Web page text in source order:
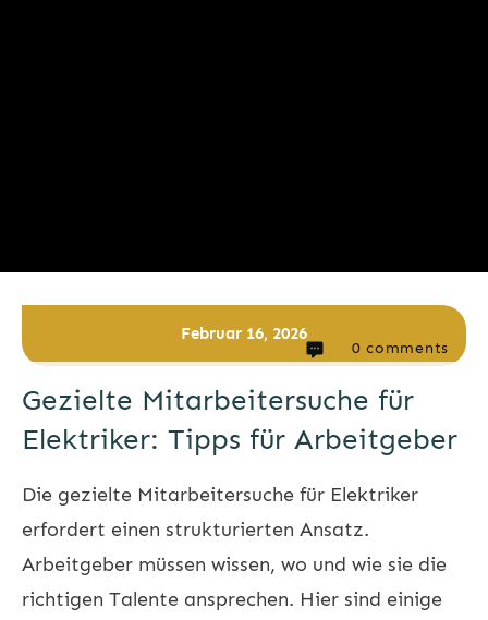
Februar 16, 2026
0 comments
Gezielte Mitarbeitersuche für
Elektriker: Tipps für Arbeitgeber
Die gezielte Mitarbeitersuche für Elektriker
erfordert einen strukturierten Ansatz.
Arbeitgeber müssen wissen, wo und wie sie die
richtigen Talente ansprechen. Hier sind einige